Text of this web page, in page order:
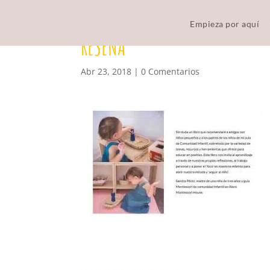
Empieza por aquí
RESENA
Abr 23, 2018 |0 Comentarios